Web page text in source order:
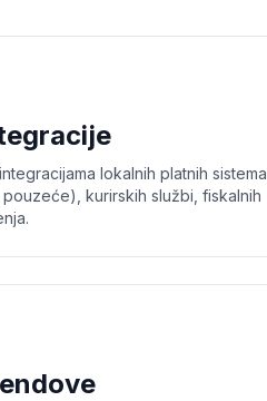
lokalnih platnih sistema
kurirskih službi, fiskalnih